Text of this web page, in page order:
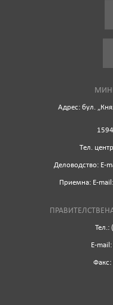
Адрес: бул.
Tел.
Деловодство: Е-
Приемна: Е-
Тел.:
Е-
Факс: